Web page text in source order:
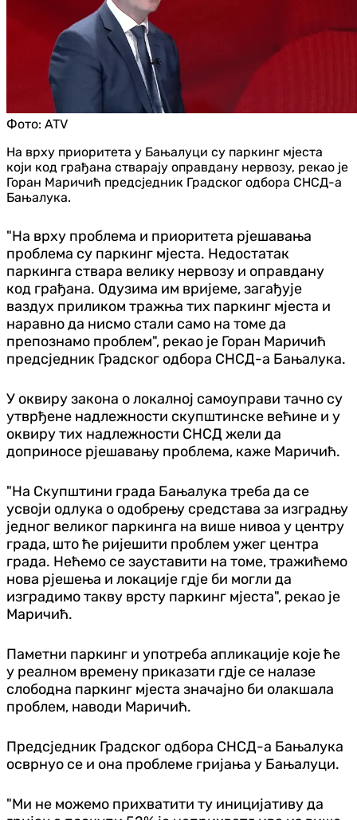
Фото: ATV
На врху приоритета у Бањалуци су паркинг мјеста
који код грађана стварају оправдану нервозу, рекао је
Горан Маричић предсједник Градског одбора СНСД-а
Бањалука.
"На врху проблема и приоритета рјешавања
проблема су паркинг мјеста. Недостатак
паркинга ствара велику нервозу и оправдану
код грађана. Одузима им вријеме, загађује
ваздух приликом тражња тих паркинг мјеста и
наравно да нисмо стали само на томе да
препознамо проблем", рекао је Горан Маричић
предсједник Градског одбора СНСД-а Бањалука.
У оквиру закона о локалној самоуправи тачно су
утврђене надлежности скупштинске већине и у
оквиру тих надлежности СНСД жели да
доприносе рјешавању проблема, каже Маричић.
"На Скупштини града Бањалука треба да се
усвоји одлука о одобрењу средстава за изградњу
једног великог паркинга на више нивоа у центру
града, што ће ријешити проблем ужег центра
града. Нећемо се зауставити на томе, тражићемо
нова рјешења и локације гдје би могли да
изградимо такву врсту паркинг мјеста", рекао је
Маричић.
Паметни паркинг и употреба апликације које ће
у реалном времену приказати гдје се налазе
слободна паркинг мјеста значајно би олакшала
проблем, наводи Маричић.
Предсједник Градског одбора СНСД-а Бањалука
осврнуо се и она проблеме гријања у Бањалуци.
"Ми не можемо прихватити ту иницијативу да